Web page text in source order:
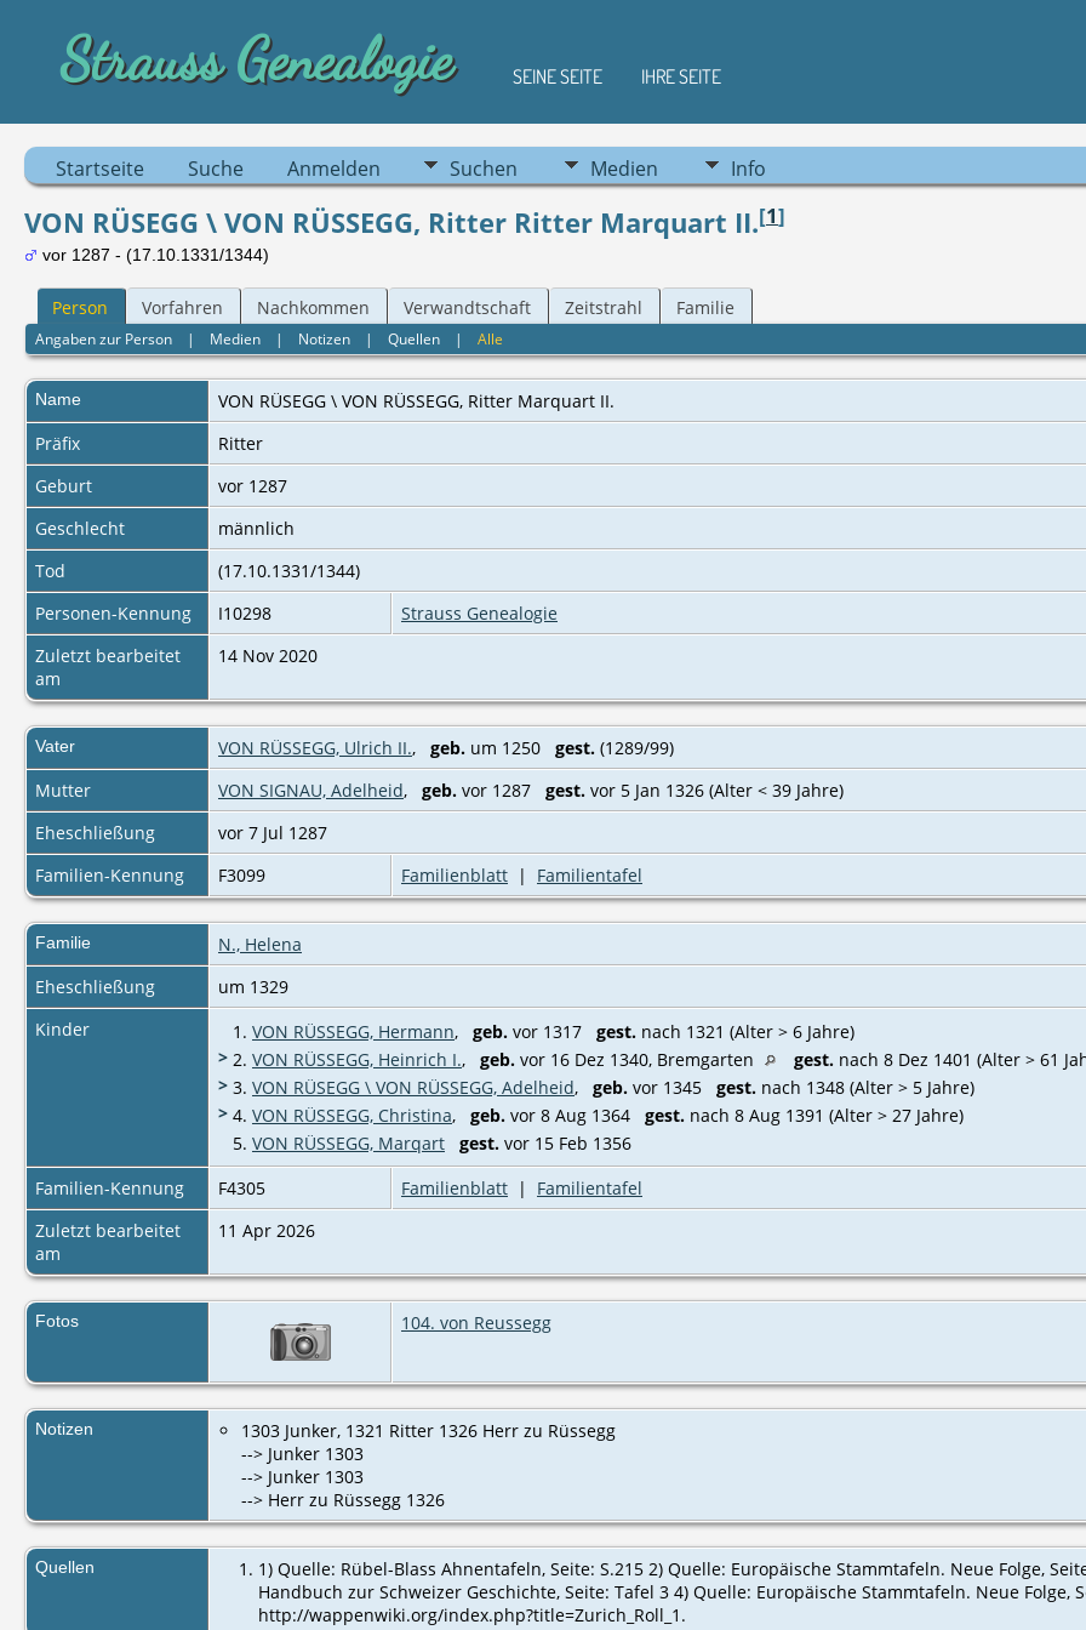
Strauss Genealogie SEINE SEITE IHRE SEITE
Startseite Suche Anmelden Suchen Medien Info
VON RÜSEGG \ VON RÜSSEGG, Ritter Ritter Marquart II.[1]
vor 1287 - (17.10.1331/1344)
Person Vorfahren Nachkommen Verwandtschaft Zeitstrahl Familie
Angaben zur Person | Medien | Notizen |Quellen |Alle
Name VON RÜSEGG \ VON RÜSSEGG, Ritter Marquart II.
Präfix
Ritter
Geburt
vor 1287
Geschlecht
männlich
Tod
(17.10.1331/1344)
Personen-Kennung
I10298
Strauss Genealogie
Zuletzt bearbeitet
am
14 Nov 2020
Vater VON RÜSSEGG, Ulrich II., geb. um 1250 gest. (1289/99)
Mutter
VON SIGNAU, Adelheid, geb. vor 1287 gest. vor 5 Jan 1326 (Alter < 39 Jahre)
Eheschließung
vor 7 Jul 1287
Familien-Kennung
F3099 Familienblatt | Familientafel
Familie
N., Helena
Eheschließung
um 1329
Kinder
1. VON RÜSSEGG, Hermann, geb. vor 1317 gest. nach 1321 (Alter > 6 Jahre)
> 2. VON RÜSSEGG, Heinrich I., geb. vor 16 Dez 1340, Bremgarten gest. nach 8 Dez 1401 (Alter > 61
> 3. VON RÜSEGG \ VON RÜSSEGG, Adelheid, geb. vor 1345 gest. nach 1348 (Alter > 5 Jahre)
> 4. VON RÜSSEGG, Christina, geb. vor 8 Aug 1364 gest. nach 8 Aug 1391 (Alter > 27 Jahre)
5. VON RÜSSEGG, Marqart gest. vor 15 Feb 1356
Familien-Kennung
F4305 Familienblatt | Familientafel
Zuletzt bearbeitet
am
11 Apr 2026
Fotos 104. von Reussegg
Notizen
1303 Junker, 1321 Ritter 1326 Herr zu Rüssegg
--> Junker ‎1303
--> Junker ‎1303
--> Herr zu Rüssegg ‎1326
Quellen
1) Quelle: Rübel-Blass Ahnentafeln, Seite: S.215 2) Quelle: Europäische Stammtafeln. Neue Folge,
Handbuch zur Schweizer Geschichte, Seite: Tafel 3 4) Quelle: Europäische Stammtafeln. Neue Folge,
http://wappenwiki.org/index.php?title=Zurich_Roll_1.